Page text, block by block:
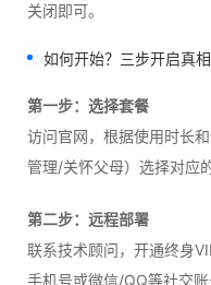
关闭即可。
如何开始？三步开启真
第一步：选择套餐
访问官网，根据使用时长
管理/关怀父母）选择对应
第二步：远程部署
联系技术顾问，开通终身
手机号或微信/QQ等社交